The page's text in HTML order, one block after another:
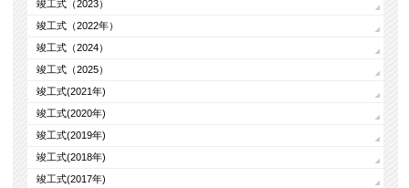
竣工式（2023）
竣工式（2022年）
竣工式（2024）
竣工式（2025）
竣工式(2021年)
竣工式(2020年)
竣工式(2019年)
竣工式(2018年)
竣工式(2017年)